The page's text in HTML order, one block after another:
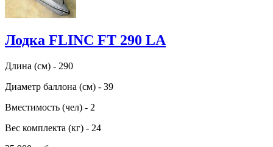
Лодка FLINC FТ 290 LA
Длина (см) - 290
Диаметр баллона (см) - 39
Вместимость (чел) - 2
Вес комплекта (кг) - 24